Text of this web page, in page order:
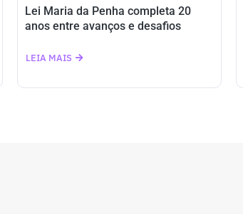
Lei Maria da Penha completa 20
anos entre avanços e desafios
LEIA MAIS